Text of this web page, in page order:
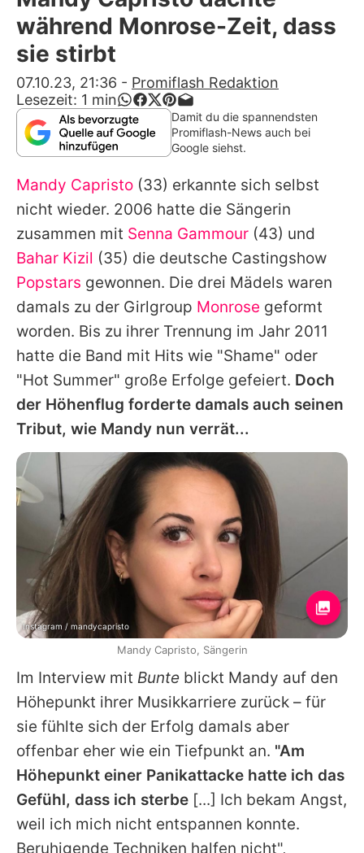
Alle Themen auf Promiflash
App runterladen
Team
Redaktionelle Richtlinien
Impressum
Datenschutzerklärung
Nutzungsbedingungen
Utiq verwalten
während Monrose-Zeit, dass
sie stirbt
07.10.23, 21:36 - Promiflash Redaktion
Lesezeit: 1 min
Damit du die spannendsten
Promiflash-News auch bei
Google siehst.
Mandy Capristo (33) erkannte sich selbst
nicht wieder. 2006 hatte die Sängerin
zusammen mit Senna Gammour (43) und
Bahar Kizil (35) die deutsche Castingshow
Popstars gewonnen. Die drei Mädels waren
damals zu der Girlgroup Monrose geformt
worden. Bis zu ihrer Trennung im Jahr 2011
hatte die Band mit Hits wie "Shame" oder
"Hot Summer" große Erfolge gefeiert. Doch
der Höhenflug forderte damals auch seinen
Tribut, wie Mandy nun verrät...
Im Interview mit Bunte blickt Mandy auf den
Höhepunkt ihrer Musikkarriere zurück – für
sie fühlte sich der Erfolg damals aber
offenbar eher wie ein Tiefpunkt an. "Am
Höhepunkt einer Panikattacke hatte ich das
Gefühl, dass ich sterbe [...] Ich bekam Angst,
weil ich mich nicht entspannen konnte.
Beruhigende Techniken halfen nicht",
Instagram / mandycapristo
Mandy Capristo, Sängerin